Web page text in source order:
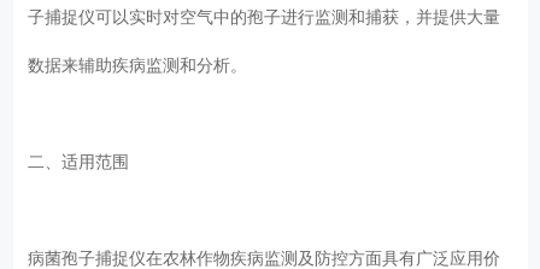
子捕捉仪可以实时对空气中的孢子进行监测和捕获，并提供大量
数据来辅助疾病监测和分析。
二、适用范围
病菌孢子捕捉仪在农林作物疾病监测及防控方面具有广泛应用价